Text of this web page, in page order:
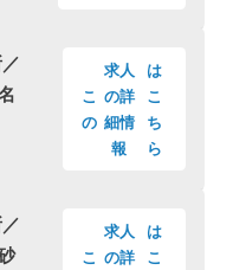
こ
の
求人
の詳
細情
報
は
こ
ち
ら
こ
求人
の詳
は
こ